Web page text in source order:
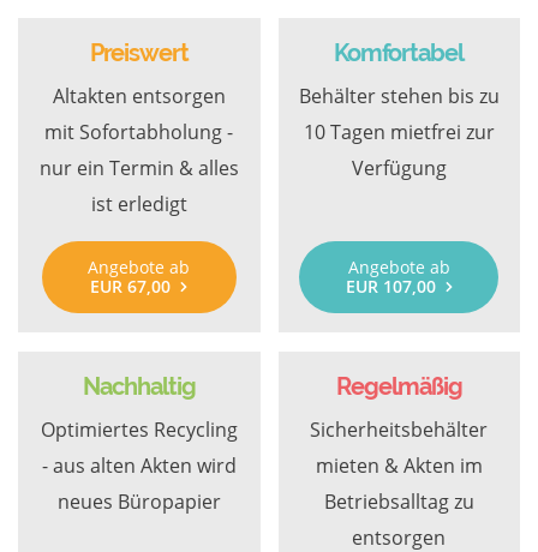
Preiswert
Altakten entsorgen
mit Sofortabholung -
nur ein Termin & alles
ist erledigt
Angebote ab
EUR 67,00
Komfortabel
Behälter stehen bis zu
10 Tagen mietfrei zur
Verfügung
Angebote ab
EUR 107,00
Nachhaltig
Optimiertes Recycling
- aus alten Akten wird
neues Büropapier
Regelmäßig
Sicherheitsbehälter
mieten & Akten im
Betriebsalltag zu
entsorgen